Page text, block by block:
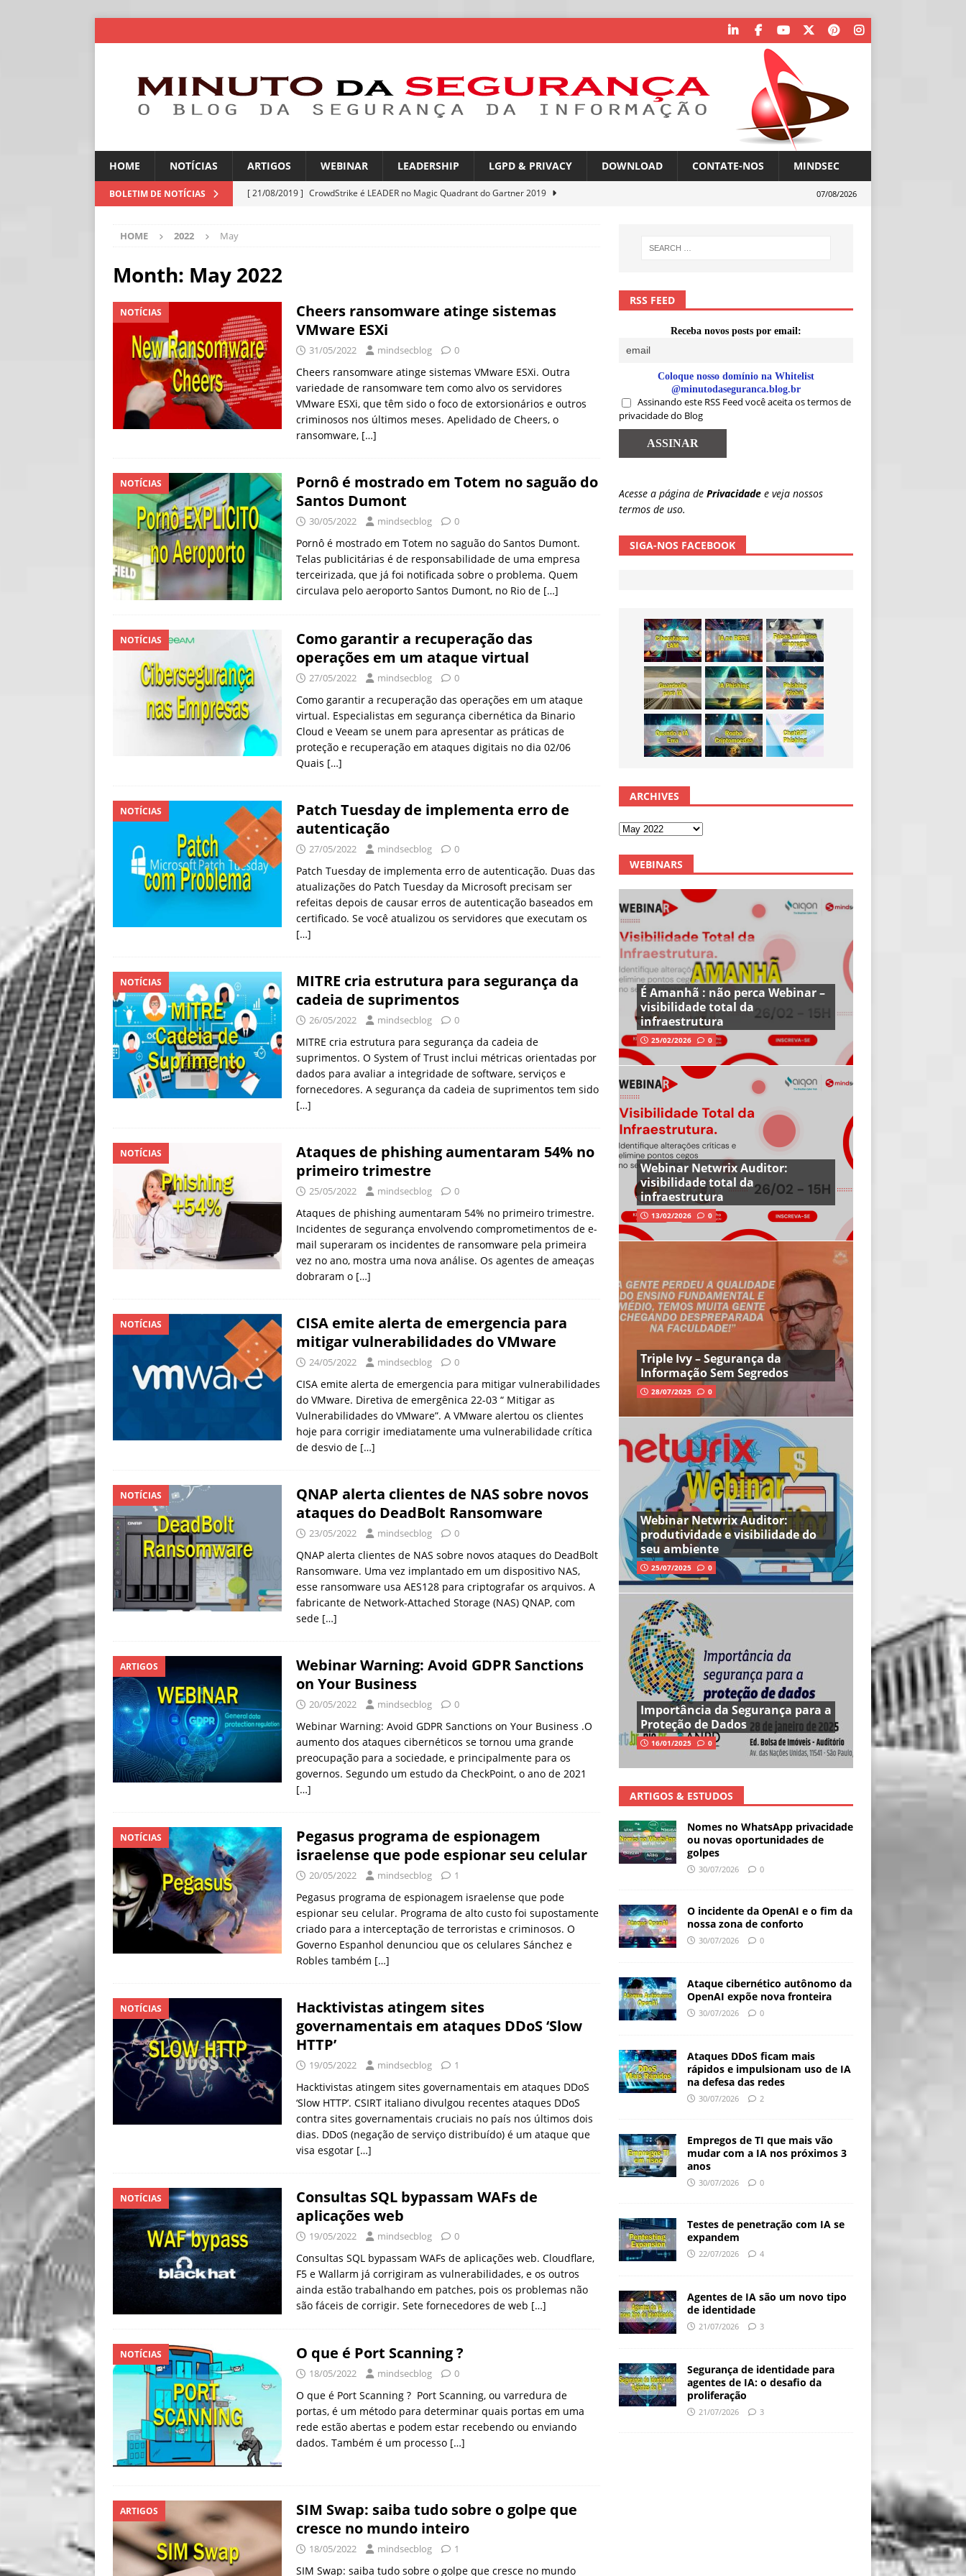
HOME NOTÍCIAS ARTIGOS WEBINAR LEADERSHIP LGPD & PRIVACY DOWNLOAD CONTATE-NOS MINDSEC
BOLETIM DE NOTÍCIAS [ 21/08/2019 ] CrowdStrike é LEADER no Magic Quadrant do Gartner 2019
industriais
NOTÍCIAS
[ 06/08/2026 ]
NOTÍCIAS
[ 06/08/2026 ] Sem guardrails, a autonomia da IA se torna um risco
NOTÍCIAS
IA eleva taxa de sucesso de phishing para 54% NOTÍCIAS
07/08/2026
HOME 2022 May
Month: May 2022
NOTÍCIAS
Cheers ransomware atinge sistemas
VMware ESXi
31/05/2022 mindsecblog 0
Cheers ransomware atinge sistemas VMware ESXi. Outra
variedade de ransomware tem como alvo os servidores
VMware ESXi, que têm sido o foco de extorsionários e outros
criminosos nos últimos meses. Apelidado de Cheers, o
ransomware, […]
NOTÍCIAS
Pornô é mostrado em Totem no saguão do
Santos Dumont
30/05/2022 mindsecblog 0
Pornô é mostrado em Totem no saguão do Santos Dumont.
Telas publicitárias é de responsabilidade de uma empresa
terceirizada, que já foi notificada sobre o problema. Quem
circulava pelo aeroporto Santos Dumont, no Rio de […]
NOTÍCIAS
Como garantir a recuperação das
operações em um ataque virtual
27/05/2022 mindsecblog 0
Como garantir a recuperação das operações em um ataque
virtual. Especialistas em segurança cibernética da Binario
Cloud e Veeam se unem para apresentar as práticas de
proteção e recuperação em ataques digitais no dia 02/06
Quais […]
NOTÍCIAS
Patch Tuesday de implementa erro de
autenticação
27/05/2022 mindsecblog 0
Patch Tuesday de implementa erro de autenticação. Duas das
atualizações do Patch Tuesday da Microsoft precisam ser
refeitas depois de causar erros de autenticação baseados em
certificado. Se você atualizou os servidores que executam os
[…]
NOTÍCIAS
MITRE cria estrutura para segurança da
cadeia de suprimentos
26/05/2022 mindsecblog 0
MITRE cria estrutura para segurança da cadeia de
suprimentos. O System of Trust inclui métricas orientadas por
dados para avaliar a integridade de software, serviços e
fornecedores. A segurança da cadeia de suprimentos tem sido
[…]
NOTÍCIAS
Ataques de phishing aumentaram 54% no
primeiro trimestre
25/05/2022 mindsecblog 0
Ataques de phishing aumentaram 54% no primeiro trimestre.
Incidentes de segurança envolvendo comprometimentos de e-
mail superaram os incidentes de ransomware pela primeira
vez no ano, mostra uma nova análise. Os agentes de ameaças
dobraram o […]
NOTÍCIAS
CISA emite alerta de emergencia para
mitigar vulnerabilidades do VMware
24/05/2022 mindsecblog 0
CISA emite alerta de emergencia para mitigar vulnerabilidades
do VMware. Diretiva de emergênica 22-03 “ Mitigar as
Vulnerabilidades do VMware”. A VMware alertou os clientes
hoje para corrigir imediatamente uma vulnerabilidade crítica
de desvio de […]
NOTÍCIAS
QNAP alerta clientes de NAS sobre novos
ataques do DeadBolt Ransomware
23/05/2022 mindsecblog 0
QNAP alerta clientes de NAS sobre novos ataques do DeadBolt
Ransomware. Uma vez implantado em um dispositivo NAS,
esse ransomware usa AES128 para criptografar os arquivos. A
fabricante de Network-Attached Storage (NAS) QNAP, com
sede […]
ARTIGOS
Webinar Warning: Avoid GDPR Sanctions
on Your Business
20/05/2022 mindsecblog 0
Webinar Warning: Avoid GDPR Sanctions on Your Business .O
aumento dos ataques cibernéticos se tornou uma grande
preocupação para a sociedade, e principalmente para os
governos. Segundo um estudo da CheckPoint, o ano de 2021
[…]
NOTÍCIAS
Pegasus programa de espionagem
israelense que pode espionar seu celular
20/05/2022 mindsecblog 1
Pegasus programa de espionagem israelense que pode
espionar seu celular. Programa de alto custo foi supostamente
criado para a interceptação de terroristas e criminosos. O
Governo Espanhol denunciou que os celulares Sánchez e
Robles também […]
NOTÍCIAS
Hacktivistas atingem sites
governamentais em ataques DDoS ‘Slow
HTTP’
19/05/2022 mindsecblog 1
Hacktivistas atingem sites governamentais em ataques DDoS
‘Slow HTTP’. CSIRT italiano divulgou recentes ataques DDoS
contra sites governamentais cruciais no país nos últimos dois
dias. DDoS (negação de serviço distribuído) é um ataque que
visa esgotar […]
NOTÍCIAS
Consultas SQL bypassam WAFs de
aplicações web
19/05/2022 mindsecblog 0
Consultas SQL bypassam WAFs de aplicações web. Cloudflare,
F5 e Wallarm já corrigiram as vulnerabilidades, e os outros
ainda estão trabalhando em patches, pois os problemas não
são fáceis de corrigir. Sete fornecedores de web […]
NOTÍCIAS O que é Port Scanning ?
18/05/2022 mindsecblog 0
O que é Port Scanning ? Port Scanning, ou varredura de
portas, é um método para determinar quais portas em uma
rede estão abertas e podem estar recebendo ou enviando
dados. Também é um processo […]
ARTIGOS
SIM Swap: saiba tudo sobre o golpe que
cresce no mundo inteiro
18/05/2022 mindsecblog 1
SIM Swap: saiba tudo sobre o golpe que cresce no mundo
RSS FEED
Receba novos posts por email:
Coloque nosso domínio na Whitelist
@minutodaseguranca.blog.br
Assinando este RSS Feed você aceita os termos de
privacidade do Blog
Acesse a página de Privacidade e veja nossos
termos de uso.
SIGA-NOS FACEBOOK
ARCHIVES
WEBINARS
É Amanhã : não perca Webinar –
visibilidade total da
infraestrutura
25/02/2026 0
Webinar Netwrix Auditor:
visibilidade total da
infraestrutura
13/02/2026 0
Triple Ivy – Segurança da
Informação Sem Segredos
28/07/2025 0
Webinar Netwrix Auditor:
produtividade e visibilidade do
seu ambiente
25/07/2025 0
Importância da Segurança para a
Proteção de Dados
16/01/2025 0
ARTIGOS & ESTUDOS
Nomes no WhatsApp privacidade
ou novas oportunidades de
golpes
30/07/2026 0
O incidente da OpenAI e o fim da
nossa zona de conforto
30/07/2026 0
Ataque cibernético autônomo da
OpenAI expõe nova fronteira
30/07/2026 0
Ataques DDoS ficam mais
rápidos e impulsionam uso de IA
na defesa das redes
30/07/2026 2
Empregos de TI que mais vão
mudar com a IA nos próximos 3
anos
30/07/2026 0
Testes de penetração com IA se
expandem
22/07/2026 4
Agentes de IA são um novo tipo
de identidade
21/07/2026 3
Segurança de identidade para
agentes de IA: o desafio da
proliferação
21/07/2026 3